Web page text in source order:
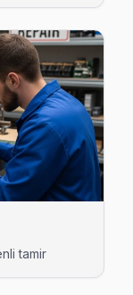
taşımanıza
için aynı
tamir